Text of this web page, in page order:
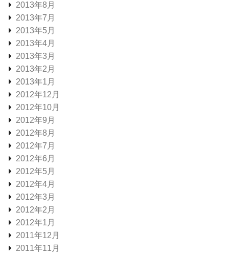
2013年8月
2013年7月
2013年5月
2013年4月
2013年3月
2013年2月
2013年1月
2012年12月
2012年10月
2012年9月
2012年8月
2012年7月
2012年6月
2012年5月
2012年4月
2012年3月
2012年2月
2012年1月
2011年12月
2011年11月